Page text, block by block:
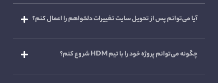
آیا می‌توانم پس از تحویل سایت تغییرات دلخواهم را اعمال کنم؟
چگونه می‌توانم پروژه خود را با تیم HDM شروع کنم؟